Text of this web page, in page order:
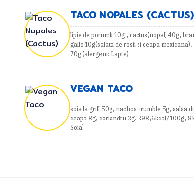
TACO NOPALES (CACTUS)
lipie de porumb 10g , cactus(nopal) 40g,
gallo 10g(salata de rosii si ceapa
70g (alergeni: Lapte)
VEGAN TACO
soia la grill 50g, nachos crumble 5g, salsa
ceapa 8g, coriandru 2g. 298,6kcal/100g,
Soia)